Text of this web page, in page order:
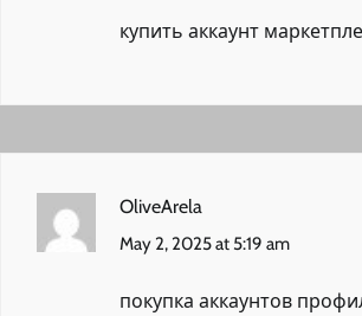
купить аккаунт
OliveArela
May 2, 2025 at 5:19 am
покупка аккаунтов